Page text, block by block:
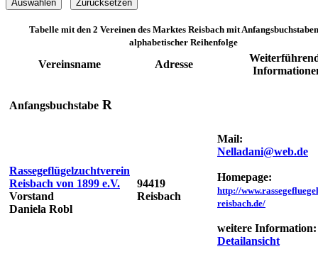
Tabelle mit den 2 Vereinen des Marktes Reisbach mit
alphabetischer Reihenfolge
Vereinsname Adresse
Anfangsbuchstabe R
Rassegeflügelzuchtverein
Reisbach von 1899 e.V.
Vorstand
Daniela Robl
94419
Reisbach
Mail:
Nelladani@web.de
Homepage:
http://
reisbach.de/
weitere Information:
Detailansicht